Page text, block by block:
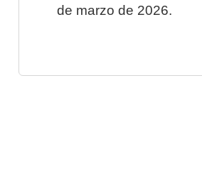
de marzo de 2026.